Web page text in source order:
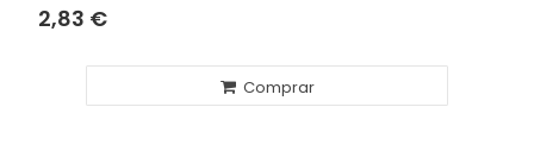
2,83 €
Comprar